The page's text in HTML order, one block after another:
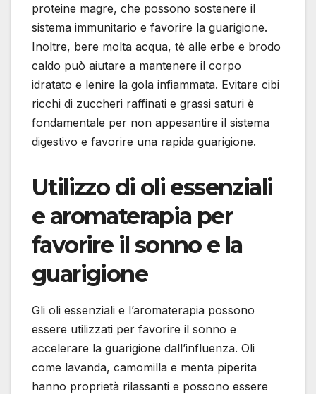
proteine magre, che possono sostenere il
sistema immunitario e favorire la guarigione.
Inoltre, bere molta acqua, tè alle erbe e brodo
caldo può aiutare a mantenere il corpo
idratato e lenire la gola infiammata. Evitare cibi
ricchi di zuccheri raffinati e grassi saturi è
fondamentale per non appesantire il sistema
digestivo e favorire una rapida guarigione.
Utilizzo di oli essenziali
e aromaterapia per
favorire il sonno e la
guarigione
Gli oli essenziali e l’aromaterapia possono
essere utilizzati per favorire il sonno e
accelerare la guarigione dall’influenza. Oli
come lavanda, camomilla e menta piperita
hanno proprietà rilassanti e possono essere